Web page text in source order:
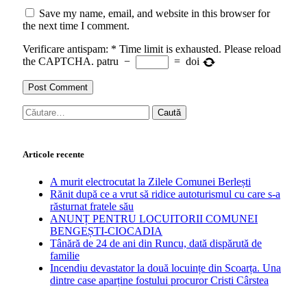
Save my name, email, and website in this browser for
the next time I comment.
Verificare antispam: * Time limit is exhausted. Please reload
the CAPTCHA. patru − = doi
Caută
după:
Articole recente
A murit electrocutat la Zilele Comunei Berlești
Rănit după ce a vrut să ridice autoturismul cu care s-a
răsturnat fratele său
ANUNȚ PENTRU LOCUITORII COMUNEI
BENGEȘTI-CIOCADIA
Tânără de 24 de ani din Runcu, dată dispărută de
familie
Incendiu devastator la două locuințe din Scoarța. Una
dintre case aparține fostului procuror Cristi Cârstea